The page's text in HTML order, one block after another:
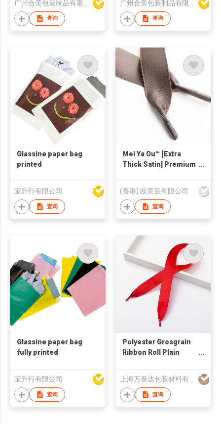
查询 查询
Glassine paper bag
printed
宝升行有限公司
查询
Mei Ya Ou™ [Extra
Thick Satin] Premium
Bags
(香港) 欧美亚有限公司
查询
Glassine paper bag
fully printed
宝升行有限公司
查询
Polyester Grosgrain
Ribbon Roll Plain
Ribbon for Gift Box
Packaging and Bag
Handle
上海万泰达包装材料有限公司
查询